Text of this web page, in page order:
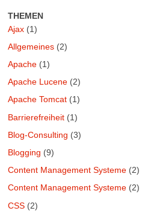
THEMEN
Ajax (1)
Allgemeines (2)
Apache (1)
Apache Lucene (2)
Apache Tomcat (1)
Barrierefreiheit (1)
Blog-Consulting (3)
Blogging (9)
Content Management Systeme (2)
Content Management Systeme (2)
CSS (2)